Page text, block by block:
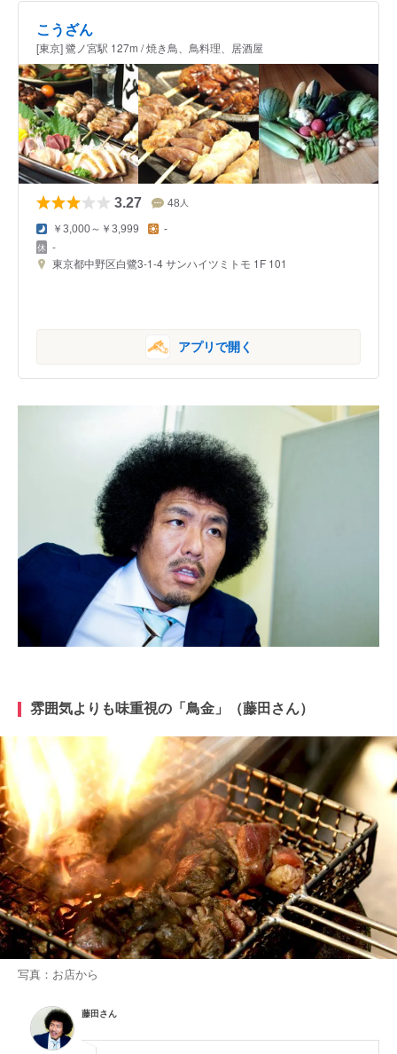
こうざん
[東京] 鷺ノ宮駅 127m / 焼き鳥、鳥料理、居酒屋
3.27 48 人
￥3,000～￥3,999 -
-
東京都中野区白鷺3-1-4 サンハイツミトモ 1F 101
アプリで開く
雰囲気よりも味重視の「鳥金」（藤田さん）
写真：お店から
藤田さん